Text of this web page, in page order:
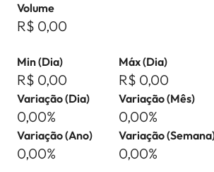
Volume
R$ 0,00
Min (Dia)
R$ 0,00
Máx (Dia)
R$ 0,00
Variação (Dia)
0,00%
Variação (Mês)
0,00%
Variação (Ano)
0,00%
Variação
0,00%